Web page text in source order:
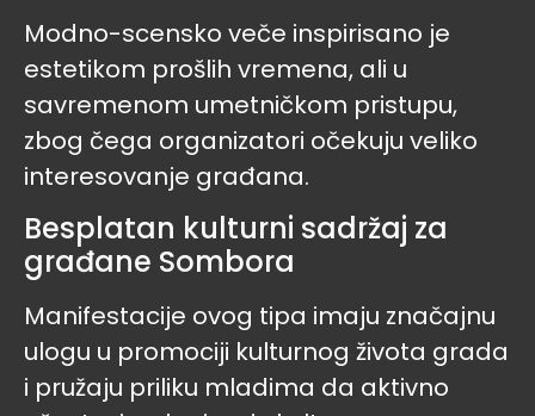
Modno-scensko veče inspirisano je
estetikom prošlih vremena, ali u
savremenom umetničkom pristupu,
zbog čega organizatori očekuju veliko
interesovanje građana.
Besplatan kulturni sadržaj za
građane Sombora
Manifestacije ovog tipa imaju značajnu
ulogu u promociji kulturnog života grada
i pružaju priliku mladima da aktivno